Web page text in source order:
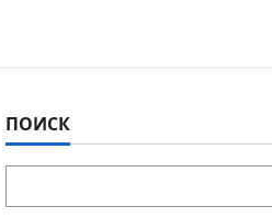
ПОИСК